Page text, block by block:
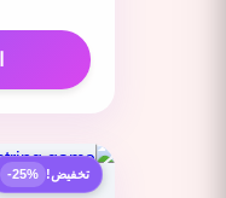
تخفيض! -25%